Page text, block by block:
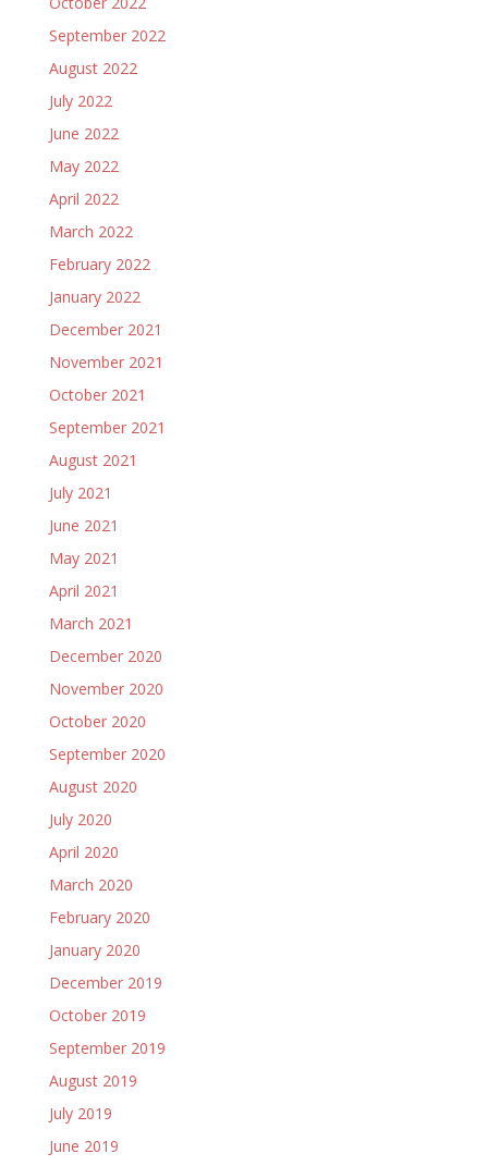
September 2022
August 2022
July 2022
June 2022
May 2022
April 2022
March 2022
February 2022
January 2022
December 2021
November 2021
October 2021
September 2021
August 2021
July 2021
June 2021
May 2021
April 2021
March 2021
December 2020
November 2020
October 2020
September 2020
August 2020
July 2020
April 2020
March 2020
February 2020
January 2020
December 2019
October 2019
September 2019
August 2019
July 2019
June 2019